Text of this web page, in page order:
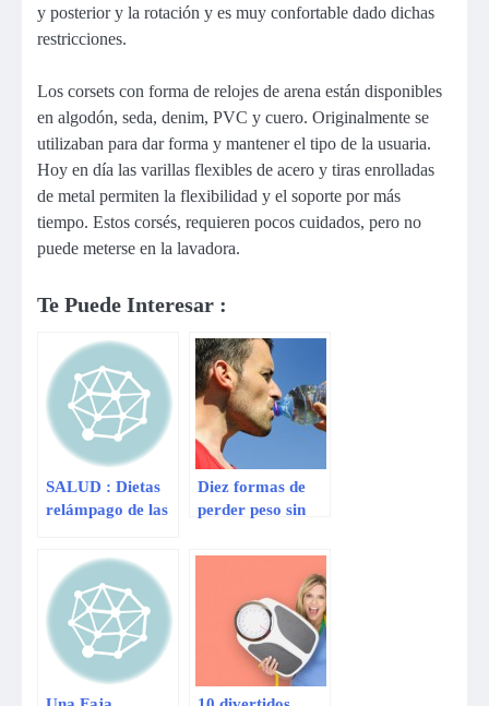
y posterior y la rotación y es muy confortable dado dichas
restricciones.
Los corsets con forma de relojes de arena están disponibles
en algodón, seda, denim, PVC y cuero. Originalmente se
utilizaban para dar forma y mantener el tipo de la usuaria.
Hoy en día las varillas flexibles de acero y tiras enrolladas
de metal permiten la flexibilidad y el soporte por más
tiempo. Estos corsés, requieren pocos cuidados, pero no
puede meterse en la lavadora.
Te Puede Interesar :
SALUD : Dietas
relámpago de las
bajar de peso tras
dar a luz
Diez formas de
perder peso sin
salud